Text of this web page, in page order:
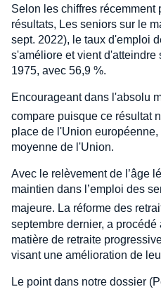
Selon les chiffres
résultats, Les seniors sur le
sept. 2022), le taux d'emploi
s'améliore et vient
1975, avec 56,9 %.
Encourageant dans l'absolu
compare puisque ce résultat
place de l'Union
moyenne de l'Union.
Avec le relèvement de l’âge
maintien dans l’emploi des
majeure. La réforme des
septembre dernier, a
matière de retraite
visant une amélioration de
Le point dans notre dossier